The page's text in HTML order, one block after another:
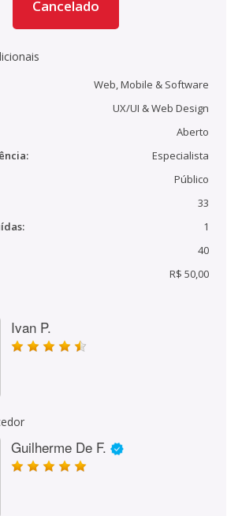
Cancelado
Web, Mobile & Software
UX/UI & Web Design
Aberto
Especialista
Público
33
1
40
R$ 50,00
Ivan P.
Guilherme De F.